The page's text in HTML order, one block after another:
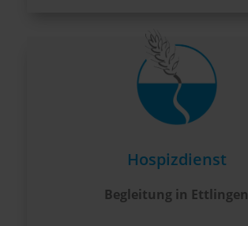
Hospizdienst
Begleitung in Ettlingen